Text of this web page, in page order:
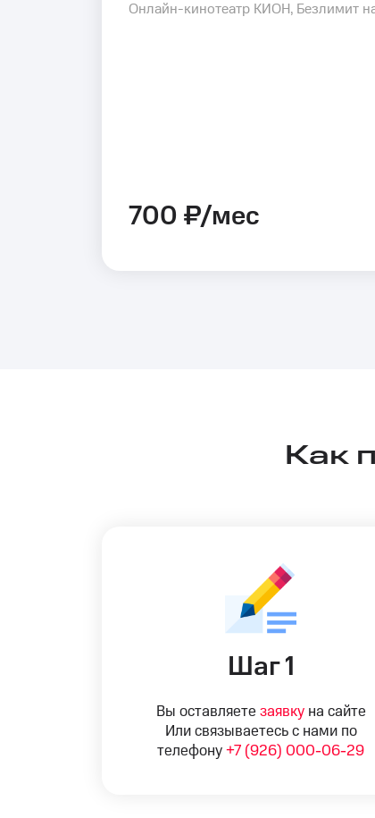
Онлайн-кинотеатр КИОН, Безлимит
700 ₽/мес
Как
Шаг 1
Вы оставляете заявкуна сайте
Или связываетесь с нами по
телефону +7 (926) 000-06-29